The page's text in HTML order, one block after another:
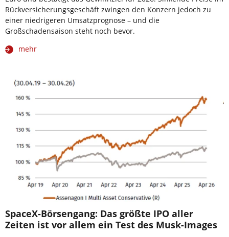
Rückversicherungsgeschäft zwingen den Konzern jedoch zu
einer niedrigeren Umsatzprognose – und die
Großschadensaison steht noch bevor.
mehr
SpaceX-Börsengang: Das größte IPO aller
Zeiten ist vor allem ein Test des Musk-Images